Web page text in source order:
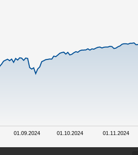
01.09.2024 01.10.2024 01.11.2024